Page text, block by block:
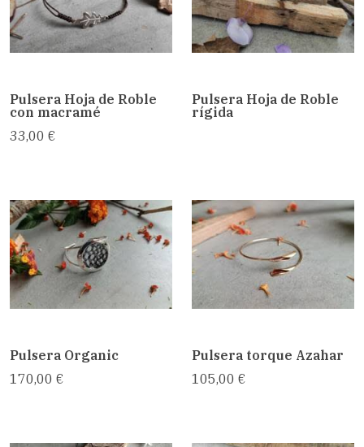
Pulsera Hoja de Roble
con macramé
33,00 €
Pulsera Hoja de Roble
rígida
Pulsera Organic
170,00 €
Pulsera torque Azahar
105,00 €